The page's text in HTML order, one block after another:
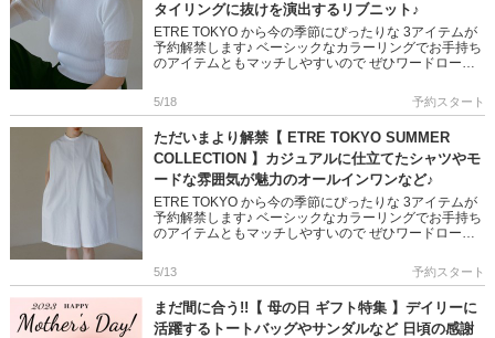
タイリングに抜けを演出するリブニット♪
ETRE TOKYO から今の季節にぴったりな 3アイテムが
予約解禁します♪ ベーシックなカラーリングでお手持ち
のアイテムともマッチしやすいので ぜひワードローブ
5/18 予約スタート
ただいまより解禁【 ETRE TOKYO SUMMER
COLLECTION 】カジュアルに仕立てたシャツやモ
ードな雰囲気が魅力のオールインワンなど♪
ETRE TOKYO から今の季節にぴったりな 3アイテムが
予約解禁します♪ ベーシックなカラーリングでお手持ち
のアイテムともマッチしやすいので ぜひワードローブ
5/13 予約スタート
まだ間に合う!!【 母の日 ギフト特集 】デイリーに
活躍するトートバッグやサンダルなど 日頃の感謝